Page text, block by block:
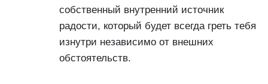
собственный внутренний источник
радости, который будет всегда греть тебя
изнутри независимо от внешних
обстоятельств.